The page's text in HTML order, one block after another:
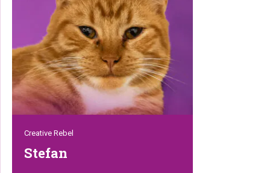
verzorgen van alle Rebels in de Lounge.
Ze vertrouwen haar volledig, en wij ook!
Creative Rebel
Stefan